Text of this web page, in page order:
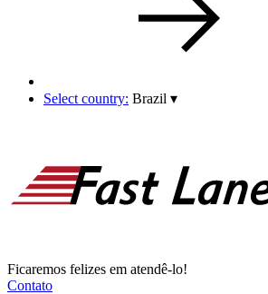
Select country: Brazil ▾
Ficaremos felizes em atendê-lo!
Contato